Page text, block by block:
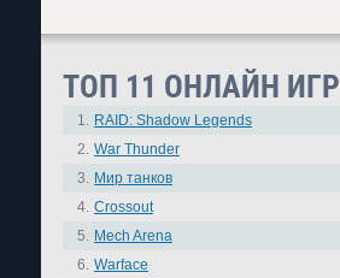
ТОП 11 ОНЛАЙН ИГР
1. RAID: Shadow Legends
2. War Thunder
3. Мир танков
4. Crossout
5. Mech Arena
6. Warface